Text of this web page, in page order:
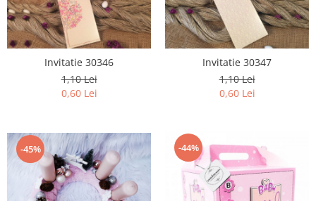
Invitatie 30346
1,10 Lei
0,60 Lei
Invitatie 30347
1,10 Lei
0,60 Lei
-45% -44%